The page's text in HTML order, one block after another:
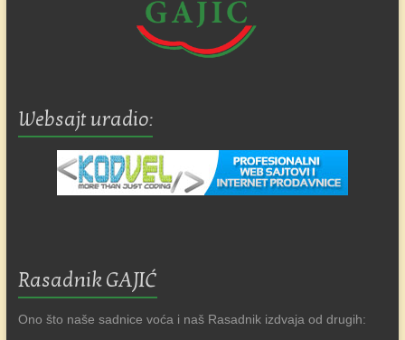
Websajt uradio:
Rasadnik GAJIĆ
Ono što naše sadnice voća i naš Rasadnik izdvaja od drugih: